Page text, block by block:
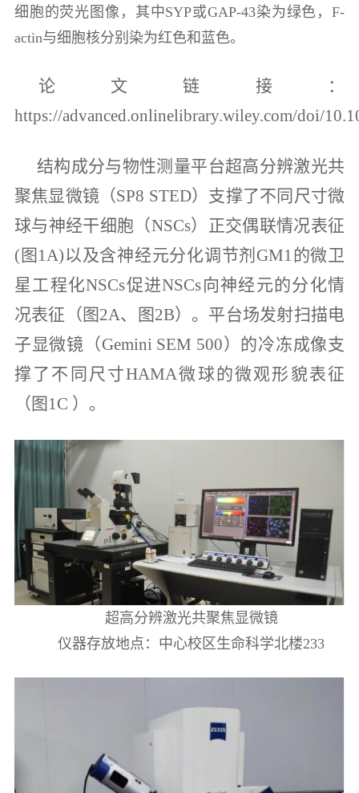
细胞的荧光图像，其中SYP或GAP-43染为绿色，F-
actin与细胞核分别染为红色和蓝色。
论文链接：
https://advanced.onlinelibrary.wiley.com/doi/
结构成分与物性测量平台超高分辨激光共
聚焦显微镜（SP8 STED）支撑了不同尺寸微
球与神经干细胞（NSCs）正交偶联情况表征
(图1A)以及含神经元分化调节剂GM1的微卫
星工程化NSCs促进NSCs向神经元的分化情
况表征（图2A、图2B）。平台场发射扫描电
子显微镜（Gemini SEM 500）的冷冻成像支
撑了不同尺寸HAMA微球的微观形貌表征
（图1C ）。
超高分辨激光共聚焦显微镜
仪器存放地点：中心校区生命科学北楼233